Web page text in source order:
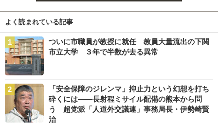
よく読まれている記事
ついに市職員が教授に就任 教員大量流出の下関
市立大学 ３年で半数が去る異常
「安全保障のジレンマ」抑止力という幻想を打ち
砕くには――長射程ミサイル配備の熊本から問
う 超党派「人道外交議連」事務局長・伊勢崎賢
治